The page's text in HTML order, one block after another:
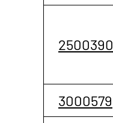
2500390
3000579